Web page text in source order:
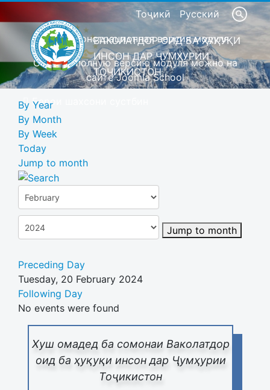
Тоҷикӣ Русский
Это демонстрационная версия модуля
Скачать полную версию модуля можно на
сайте Joomla School
Барои шахсони сустбин
ВАКОЛАТДОР ОИД БА ҲУҚУҚИ
ИНСОН ДАР ҶУМҲУРИИ
ТОҶИКИСТОН
Хуш омадед ба сомонаи Ваколатдор
оид ба ҳуқуқи инсон дар Ҷумҳурии
Тоҷикистон
By Year
By Month
By Week
Today
Jump to month
Jump to month
Preceding Day
Tuesday, 20 February 2024
Following Day
No events were found